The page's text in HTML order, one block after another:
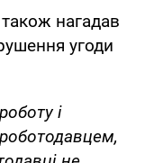
нагадав
угоди
і